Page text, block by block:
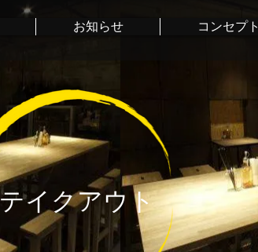
お知らせ コンセプト
テイクアウト